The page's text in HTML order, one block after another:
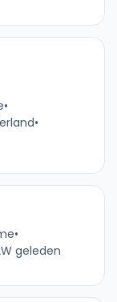
•
•
•
geleden